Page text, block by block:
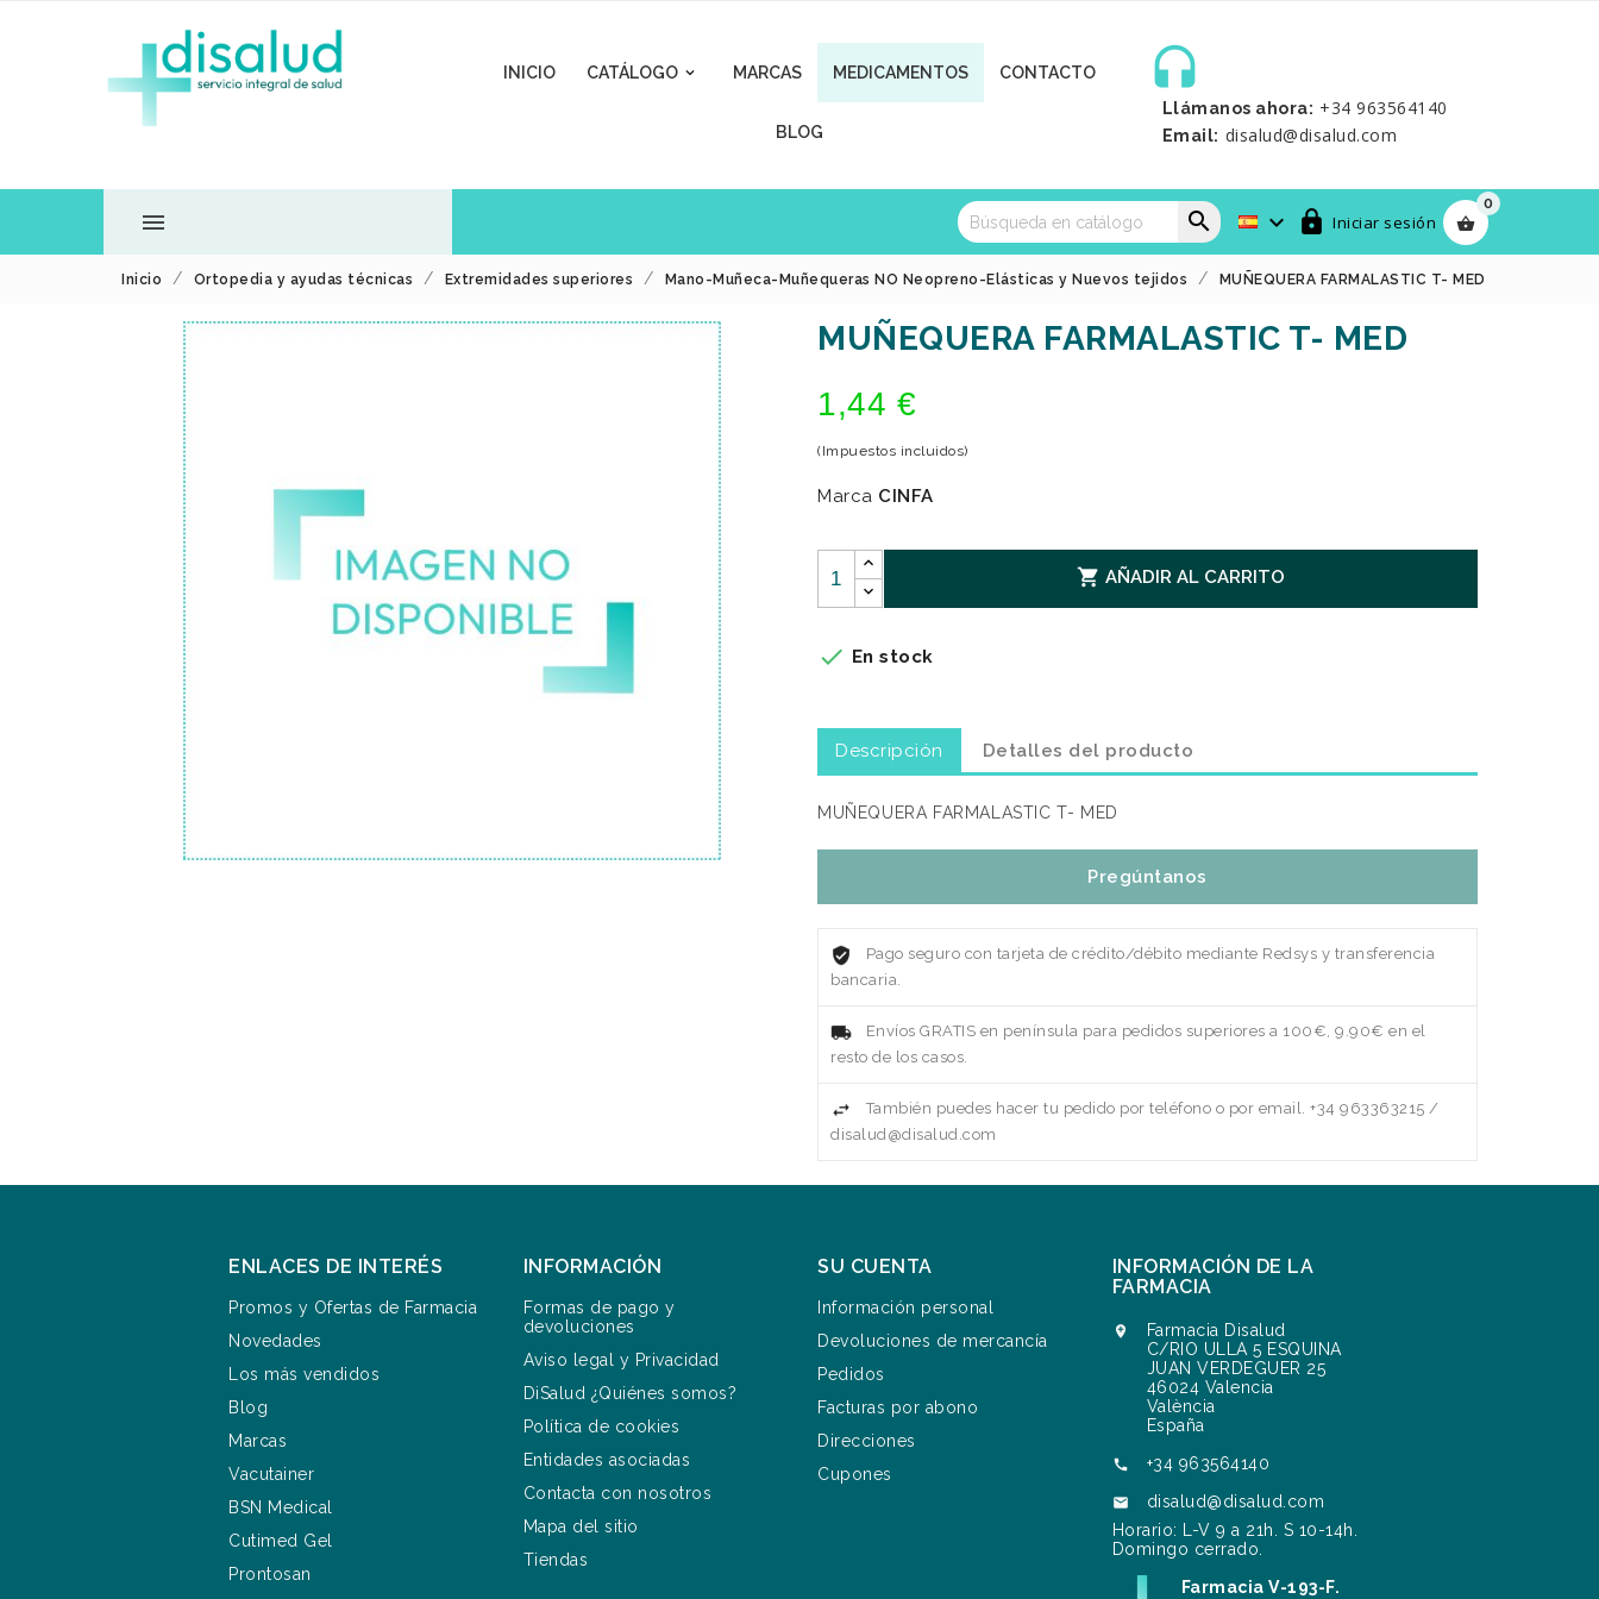
INICIO 
CATÁLOGO MARCAS MEDICAMENTOS CONTACTO
BLOG

Llámanos ahora: +34 963564140
Email: disalud@disalud.com

TODOS LOS
DEPARTAMENTOS

0
 Iniciar sesión


Inicio Ortopedia y ayudas técnicas Extremidades superiores Mano-Muñeca-Muñequeras NO Neopreno-Elásticas y Nuevos tejidos MUÑEQUERA FARMALASTIC T- MED
MUÑEQUERA FARMALASTIC T- MED
1,44 €
(Impuestos incluidos)
Marca CINFA
 AÑADIR AL CARRITO
 En stock
Descripción Detalles del producto
MUÑEQUERA FARMALASTIC T- MED
Pregúntanos
Pago seguro con tarjeta de crédito/débito mediante Redsys y transferencia
bancaria.
Envíos GRATIS en península para pedidos superiores a 100€, 9.90€ en el
resto de los casos.
También puedes hacer tu pedido por teléfono o por email. +34 963363215 /
disalud@disalud.com
ENLACES DE INTERÉS
Promos y Ofertas de Farmacia
Novedades
Los más vendidos
Blog
Marcas
Vacutainer
BSN Medical
Cutimed Gel
Prontosan
INFORMACIÓN
Formas de pago y
devoluciones
Aviso legal y Privacidad
DiSalud ¿Quiénes somos?
Política de cookies
Entidades asociadas
Contacta con nosotros
Mapa del sitio
Tiendas
SU CUENTA
Información personal
Devoluciones de mercancía
Pedidos
Facturas por abono
Direcciones
Cupones
INFORMACIÓN DE LA
FARMACIA

Farmacia Disalud
C/RIO ULLA 5 ESQUINA
JUAN VERDEGUER 25
46024 Valencia
València
España
 +34 963564140

disalud@disalud.com
Horario: L-V 9 a 21h. S 10-14h.
Domingo cerrado.
Farmacia V-193-F.